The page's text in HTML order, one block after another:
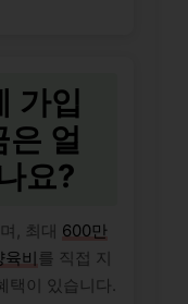
가입
얼
요?
, 최대 600만
육비를 직접 지
이 있습니다.